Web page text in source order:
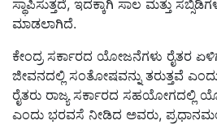
ಸ್ಥಾಪಿಸುತ್ತದೆ, ಇದಕ್ಕಾಗಿ ಸಾಲ ಮತ್ತು
ಮಾಡಲಾಗಿದೆ.
ಕೇಂದ್ರ ಸರ್ಕಾರದ ಯೋಜನೆಗಳು ರೈತರ
ಜೀವನದಲ್ಲಿ ಸಂತೋಷವನ್ನು ತರುತ್ತವೆ
ರೈತರು ರಾಜ್ಯ ಸರ್ಕಾರದ ಸಹಯೋಗದಲ್ಲಿ
ಎಂದು ಭರವಸೆ ನೀಡಿದ ಅವರು,